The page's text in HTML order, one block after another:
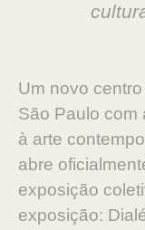
Um novo
São Paulo com
à arte
abre
exposição
exposição: